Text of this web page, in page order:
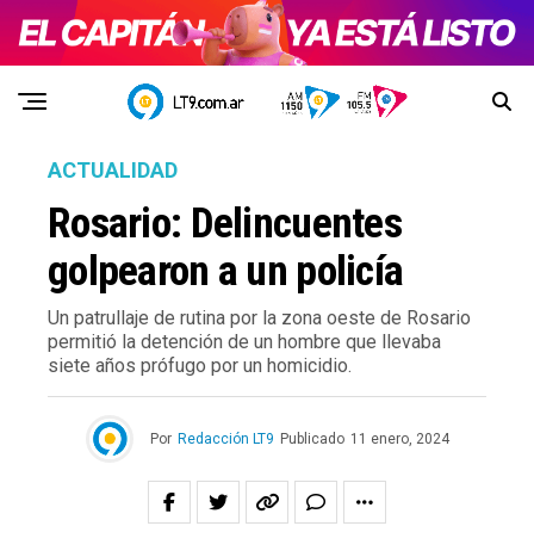
ACTUALIDAD
Rosario: Delincuentes
golpearon a un policía
Un patrullaje de rutina por la zona oeste de Rosario
permitió la detención de un hombre que llevaba
siete años prófugo por un homicidio.
Por Redacción LT9 Publicado 11 enero, 2024